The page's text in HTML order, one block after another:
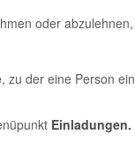
oder
, zu der eine Person
Einladungen.